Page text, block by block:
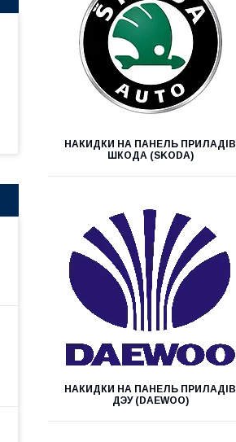
НАКИДКИ НА ПАНЕЛЬ ПРИЛАДІВ
ШКОДА (SKODA)
НАКИДКИ НА ПАНЕЛЬ ПРИЛАДІВ
ДЭУ (DAEWOO)